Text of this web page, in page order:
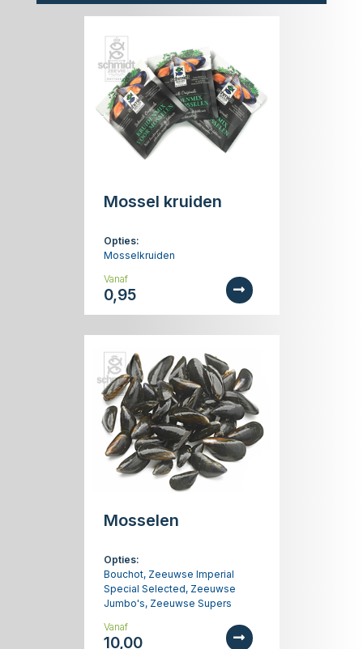
Mossel kruiden
Opties:
Mosselkruiden
Vanaf
0,95
Mosselen
Opties:
Bouchot, Zeeuwse Imperial
Special Selected, Zeeuwse
Jumbo's, Zeeuwse Supers
Vanaf
10,00